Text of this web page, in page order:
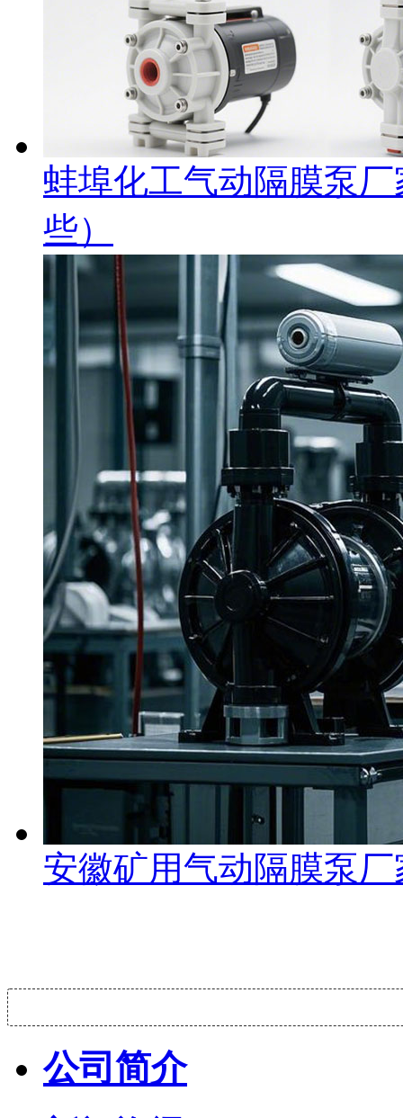
蚌埠化工气动隔膜泵
些）
安徽矿用气动隔膜泵
公司简介